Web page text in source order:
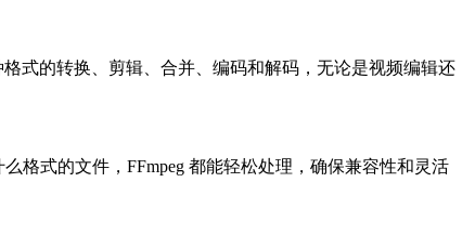
格式的转换、剪辑、合并、编码和解码，无论是视频编辑还
格式的文件，FFmpeg 都能轻松处理，确保兼容性和灵活